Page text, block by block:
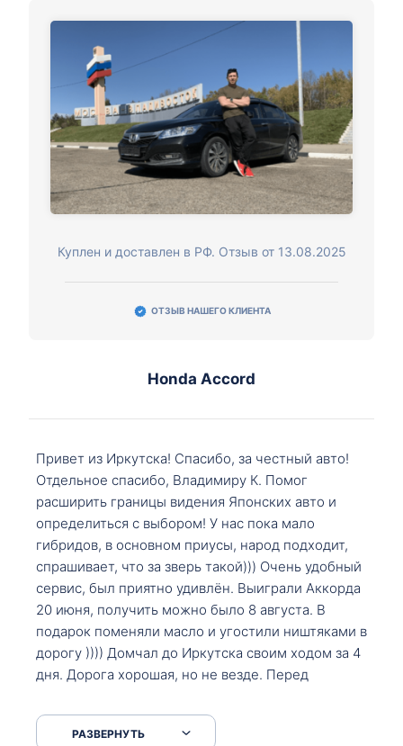
Куплен и доставлен в РФ. Отзыв от 13.08.2025
ОТЗЫВ НАШЕГО КЛИЕНТА
Honda Accord
Привет из Иркутска! Спасибо, за честный авто!
Отдельное спасибо, Владимиру К. Помог
расширить границы видения Японских авто и
определиться с выбором! У нас пока мало
гибридов, в основном приусы, народ подходит,
спрашивает, что за зверь такой))) Очень удобный
сервис, был приятно удивлён. Выиграли Аккорда
20 июня, получить можно было 8 августа. В
подарок поменяли масло и угостили ништяками в
дорогу )))) Домчал до Иркутска своим ходом за 4
дня. Дорога хорошая, но не везде. Перед
серпантинах по пути следования.
РАЗВЕРНУТЬ